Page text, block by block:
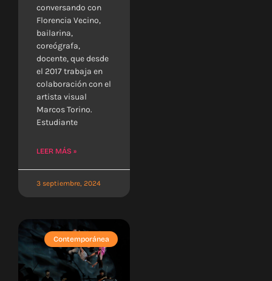
conversando con
Florencia Vecino,
bailarina,
coreógrafa,
docente, que desde
el 2017 trabaja en
colaboración con el
artista visual
Marcos Torino.
Estudiante
LEER MÁS »
3 septiembre, 2024
Contemporánea